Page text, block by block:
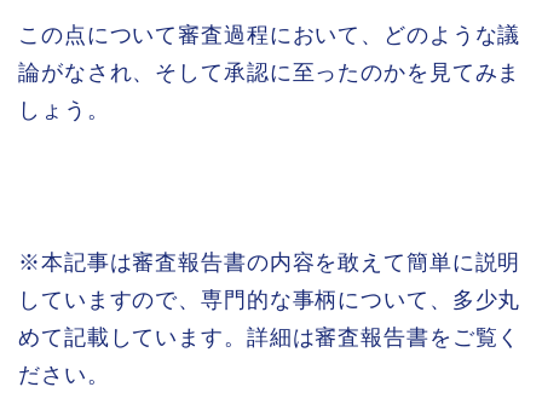
この点について審査過程において、どのような議
論がなされ、そして承認に至ったのかを見てみま
しょう。
※本記事は審査報告書の内容を敢えて簡単に説明
していますので、専門的な事柄について、多少丸
めて記載しています。詳細は審査報告書をご覧く
ださい。